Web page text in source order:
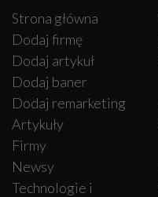
Strona główna
Dodaj firmę
Dodaj artykuł
Dodaj baner
Dodaj remarketing
Artykuły
Firmy
Newsy
Technologie i